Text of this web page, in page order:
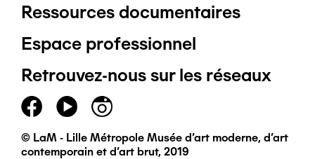
Pied
de
page
principal
Ressources documentaires
Espace professionnel
Retrouvez-nous sur les réseaux
© LaM - Lille Métropole Musée d'art moderne, d'art
contemporain et d'art brut, 2019